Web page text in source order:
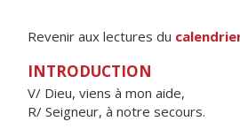
Revenir aux lectures du
INTRODUCTION
V/ Dieu, viens à mon aide,
R/ Seigneur, à notre secours.